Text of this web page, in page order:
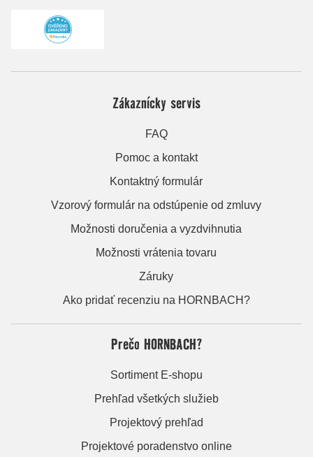
Zákaznícky servis
FAQ
Pomoc a kontakt
Kontaktný formulár
Vzorový formulár na odstúpenie od zmluvy
Možnosti doručenia a vyzdvihnutia
Možnosti vrátenia tovaru
Záruky
Ako pridať recenziu na HORNBACH?
Prečo HORNBACH?
Sortiment E-shopu
Prehľad všetkých služieb
Projektový prehľad
Projektové poradenstvo online